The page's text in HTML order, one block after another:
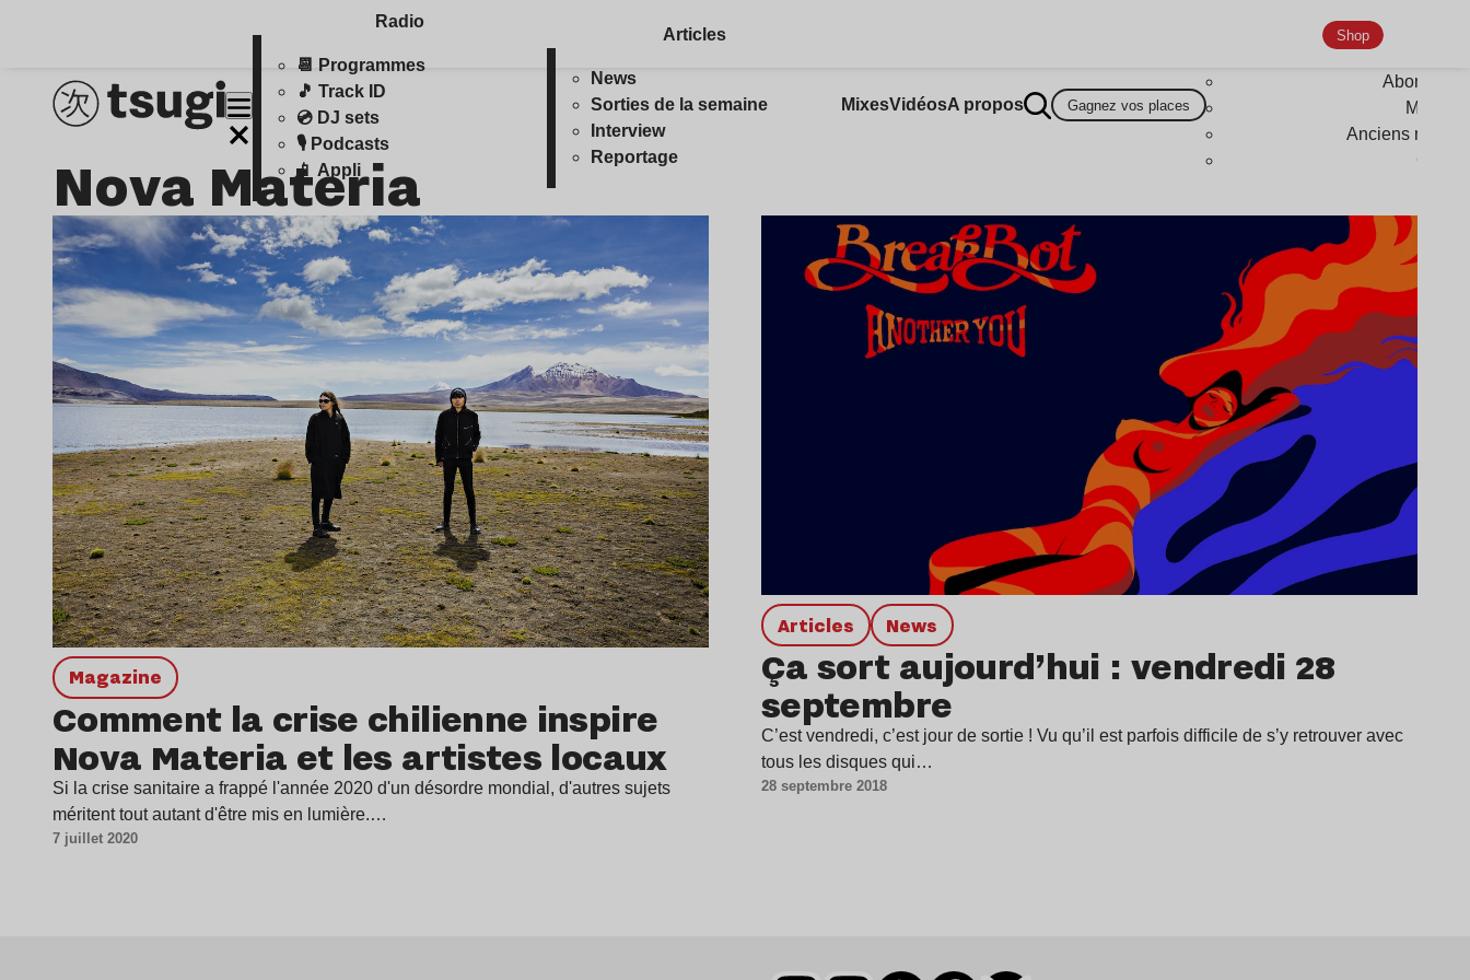
Radio
📆 Programmes
🎵 Track ID
💿 DJ sets
🎙️ Podcasts
📱 Appli
Articles
News
Sorties de la semaine
Interview
Reportage
MixesVidéosA propos Gagnez vos places
Shop
Anciens
Nova Materia
magazine
Comment la crise chilienne inspire
Nova Materia et les artistes locaux
Si la crise sanitaire a frappé l'année 2020 d'un désordre mondial, d'autres sujets
méritent tout autant d'être mis en lumière.…
7 juillet 2020
Articles news
Ça sort aujourd’hui : vendredi 28
septembre
C’est vendredi, c’est jour de sortie ! Vu qu’il est parfois difficile de s’y retrouver avec
tous les disques qui…
28 septembre 2018